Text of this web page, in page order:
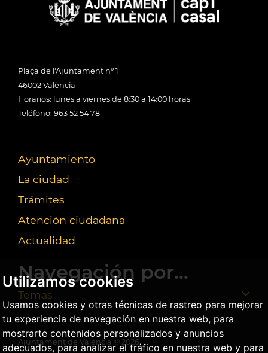
Utilizamos cookies
Usamos cookies y otras técnicas de rastreo para mejorar
tu experiencia de navegación en nuestra web, para
mostrarte contenidos personalizados y anuncios
adecuados, para analizar el tráfico en nuestra web y para
Plaça de l'Ajuntament nº 1
46002 València
Horarios: lunes a viernes de 8:30 a 14:00 horas
Teléfono: 963 52 54 78
Ayuntamiento
La ciudad
Trámites
Atención ciudadana
Actualidad
Navegación por...
Temas
Ajuntament de València © 2026